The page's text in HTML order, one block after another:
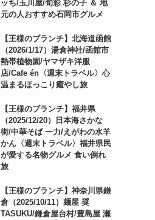
ッち/玉川屋/旬彩 杉の子 ＆ 地
元の人おすすめ石岡市グルメ
【王様のブランチ】北海道函館
（2026/1/17）湯倉神社/函館市
熱帯植物園/ヤマザキ洋服
店/Cafe én〈週末トラベル〉心
温まるほっこり癒やし旅
【王様のブランチ】福井県
（2025/12/20）日本海さかな
街/中華そば 一力/えがわの水羊
かん〈週末トラベル〉福井県民
が愛する名物グルメ 食い倒れ
旅
【王様のブランチ】神奈川県鎌
倉（2025/10/11）麺屋 奨
TASUKU/鎌倉屋台村/豊島屋 瀬